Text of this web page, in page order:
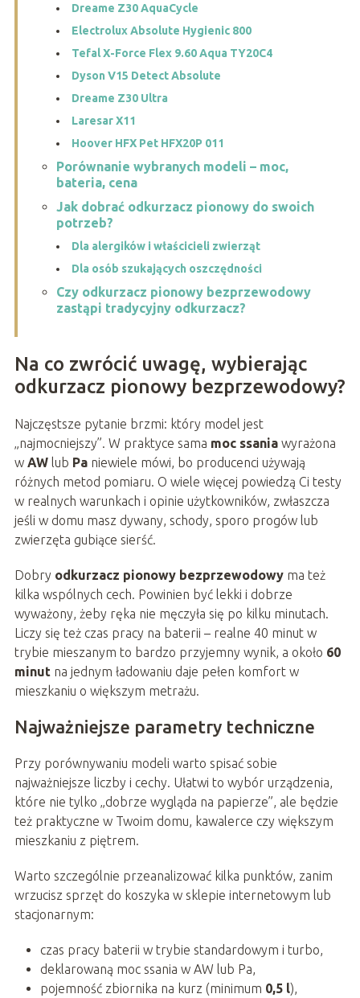
Dreame Z30 AquaCycle
Electrolux Absolute Hygienic 800
Tefal X-Force Flex 9.60 Aqua TY20C4
Dyson V15 Detect Absolute
Dreame Z30 Ultra
Laresar X11
Hoover HFX Pet HFX20P 011
Porównanie wybranych modeli – moc,
bateria, cena
Jak dobrać odkurzacz pionowy do swoich
potrzeb?
Dla alergików i właścicieli zwierząt
Dla osób szukających oszczędności
Czy odkurzacz pionowy bezprzewodowy
zastąpi tradycyjny odkurzacz?
Na co zwrócić uwagę, wybierając
odkurzacz pionowy bezprzewodowy?
Najczęstsze pytanie brzmi: który model jest
„najmocniejszy”. W praktyce sama moc ssaniawyrażona
w AWlub Paniewiele mówi, bo producenci używają
różnych metod pomiaru. O wiele więcej powiedzą Ci testy
w realnych warunkach i opinie użytkowników, zwłaszcza
jeśli w domu masz dywany, schody, sporo progów lub
zwierzęta gubiące sierść.
Dobry odkurzacz pionowy bezprzewodowyma też
kilka wspólnych cech. Powinien być lekki i dobrze
wyważony, żeby ręka nie męczyła się po kilku minutach.
Liczy się też czas pracy na baterii – realne 40 minut w
trybie mieszanym to bardzo przyjemny wynik, a około 60
minutna jednym ładowaniu daje pełen komfort w
mieszkaniu o większym metrażu.
Najważniejsze parametry techniczne
Przy porównywaniu modeli warto spisać sobie
najważniejsze liczby i cechy. Ułatwi to wybór urządzenia,
które nie tylko „dobrze wygląda na papierze”, ale będzie
też praktyczne w Twoim domu, kawalerce czy większym
mieszkaniu z piętrem.
Warto szczególnie przeanalizować kilka punktów, zanim
wrzucisz sprzęt do koszyka w sklepie internetowym lub
stacjonarnym:
czas pracy baterii w trybie standardowym i turbo,
deklarowaną moc ssania w AW lub Pa,
pojemność zbiornika na kurz (minimum 0,5 l),